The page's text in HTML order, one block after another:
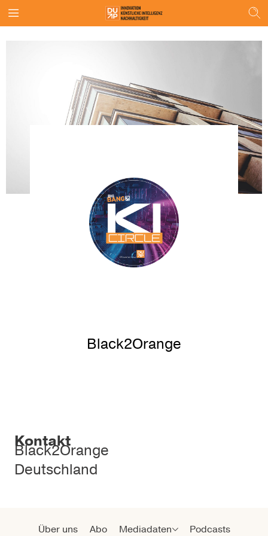
Black2Orange
Kontakt
Black2Orange
Deutschland
Über uns Abo Mediadaten Podcasts